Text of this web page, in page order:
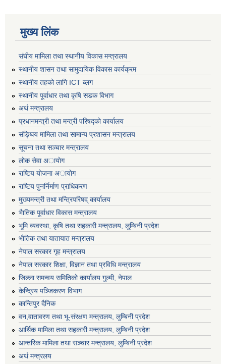
मुख्य लिंक
संघीय मामिला तथा स्थानीय विकास मन्त्रालय
स्थानीय शासन तथा सामुदायिक विकास कार्यक्रम
स्थानीय तहको लागि ICT ब्लग
स्थानीय पूर्वाधार तथा कृषि सडक विभाग
अर्थ मन्त्रालय
प्रधानमन्त्री तथा मन्त्री परिषद्काे कार्यालय
संङ्घिय मामिला तथा सामान्य प्रशासन मन्त्रालय
सूचना तथा सञ्चार मन्त्रालय
लाेक सेवा अायाेग
राष्टिय याेजना अायाेग
राष्टिय पुनर्निर्माण प्राधिकरण
मुख्यमन्त्री तथा मन्त्रिपरिषद् कार्यालय
भैातिक पूर्वाधार विकास मन्त्रालय
भूमि व्यवस्था, कृषि तथा सहकारी मन्त्रालय, लु्म्बिनी प्रदेश
भाैतिक तथा यातायात मन्त्रालय
नेपाल सरकार गृह मन्त्रालय
नेपाल सरकार शिक्षा, विज्ञान तथा प्रविधि मन्त्रालय
जिल्ला समन्वय समितिको कार्यालय गुल्मी, नेपाल
केन्द्रिय पञ्जिकरण विभाग
कान्तिपुर दैनिक
वन,वातावरण तथा भू-संरक्षण मन्त्रालय, लुम्बिनी प्रदेश
आर्थिक मामिला तथा सहकारी मन्त्रालय, लुम्बिनी प्रदेश
आन्तरिक मामिला तथा सञ्चार मन्त्रालय, लुम्बिनी प्रदेश
अर्थ मन्त्रलय